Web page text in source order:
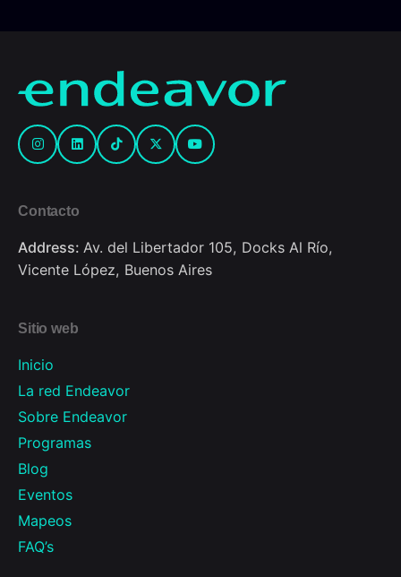
Contacto
Address: Av. del Libertador 105, Docks Al Río,
Vicente López, Buenos Aires
Sitio web
Inicio
La red Endeavor
Sobre Endeavor
Programas
Blog
Eventos
Mapeos
FAQ’s